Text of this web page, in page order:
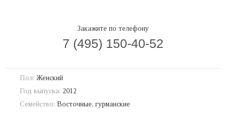
Закажите по телефону
7 (495) 150-40-52
Пол: Женский
Год выпуска: 2012
Семейство: Восточные, гурманские